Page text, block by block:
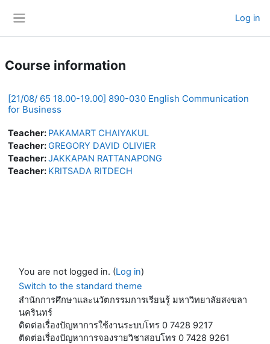
Log in
Course information
[21/08/ 65 18.00-19.00] 890-030 English Communication
for Business
Teacher: PAKAMART CHAIYAKUL
Teacher:GREGORY DAVID OLIVIER
Teacher:JAKKAPAN RATTANAPONG
Teacher: KRITSADA RITDECH
You are not logged in. (Log in)
Switch to the standard theme
สำนักการศึกษาและนวัตกรรมการเรียนรู้ มหาวิทยาลัยสงขลา
นครินทร์
ติดต่อเรื่องปัญหาการใช้งานระบบโทร 0 7428 9217
ติดต่อเรื่องปัญหาการจองรายวิชาสอบโทร 0 7428 9261